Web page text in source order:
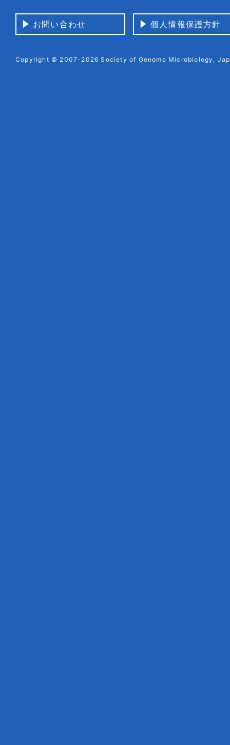
お問い合わせ 個人情報保護方針
Copyright © 2007-2026 Society of Genome Microbiology,